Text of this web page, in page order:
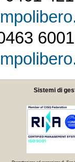
Sistemi di